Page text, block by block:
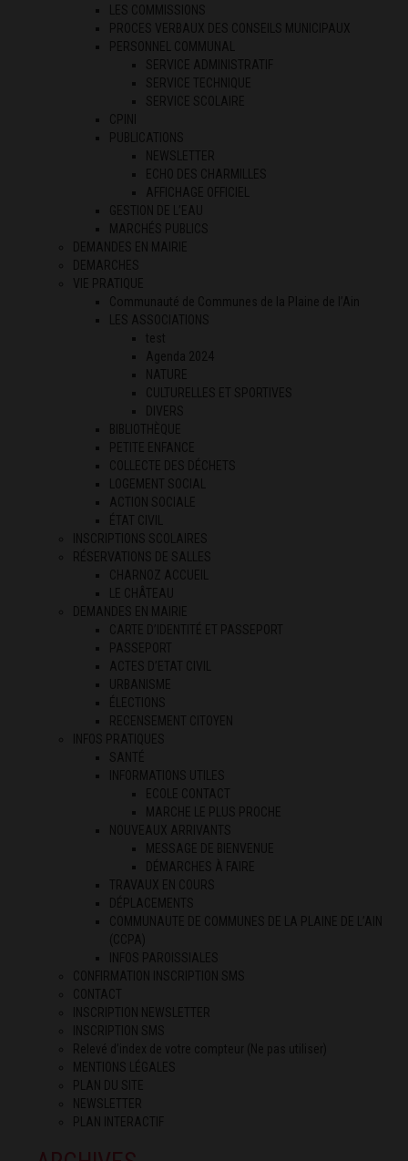
LES COMMISSIONS
PROCES VERBAUX DES CONSEILS MUNICIPAUX
PERSONNEL COMMUNAL
SERVICE ADMINISTRATIF
SERVICE TECHNIQUE
SERVICE SCOLAIRE
CPINI
PUBLICATIONS
NEWSLETTER
ECHO DES CHARMILLES
AFFICHAGE OFFICIEL
GESTION DE L’EAU
MARCHÉS PUBLICS
DEMANDES EN MAIRIE
DEMARCHES
VIE PRATIQUE
Communauté de Communes de la Plaine de l’Ain
LES ASSOCIATIONS
test
Agenda 2024
NATURE
CULTURELLES ET SPORTIVES
DIVERS
BIBLIOTHÈQUE
PETITE ENFANCE
COLLECTE DES DÉCHETS
LOGEMENT SOCIAL
ACTION SOCIALE
ÉTAT CIVIL
INSCRIPTIONS SCOLAIRES
RÉSERVATIONS DE SALLES
CHARNOZ ACCUEIL
LE CHÂTEAU
DEMANDES EN MAIRIE
CARTE D’IDENTITÉ ET PASSEPORT
PASSEPORT
ACTES D’ETAT CIVIL
URBANISME
ÉLECTIONS
RECENSEMENT CITOYEN
INFOS PRATIQUES
SANTÉ
INFORMATIONS UTILES
ECOLE CONTACT
MARCHE LE PLUS PROCHE
NOUVEAUX ARRIVANTS
MESSAGE DE BIENVENUE
DÉMARCHES À FAIRE
TRAVAUX EN COURS
DÉPLACEMENTS
COMMUNAUTE DE COMMUNES DE LA PLAINE DE L’AIN
(CCPA)
INFOS PAROISSIALES
CONFIRMATION INSCRIPTION SMS
CONTACT
INSCRIPTION NEWSLETTER
INSCRIPTION SMS
Relevé d’index de votre compteur (Ne pas utiliser)
MENTIONS LÉGALES
PLAN DU SITE
NEWSLETTER
PLAN INTERACTIF